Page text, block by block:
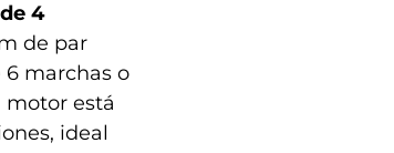
4
de par
6 marchas o
motor está
ideal